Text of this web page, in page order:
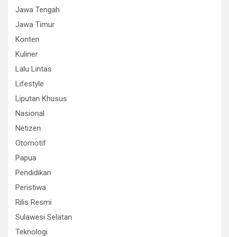
Jawa Tengah
Jawa Timur
Konten
Kuliner
Lalu Lintas
Lifestyle
Liputan Khusus
Nasional
Netizen
Otomotif
Papua
Pendidikan
Peristiwa
Rilis Resmi
Sulawesi Selatan
Teknologi